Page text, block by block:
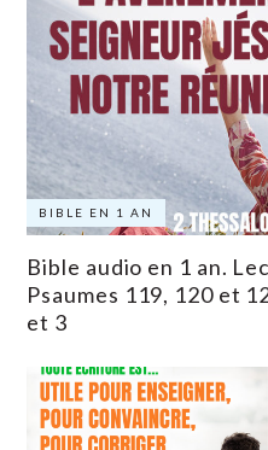
BIBLE EN 1 AN
Bible audio en 1 an.
Psaumes 119, 120 et
et 3